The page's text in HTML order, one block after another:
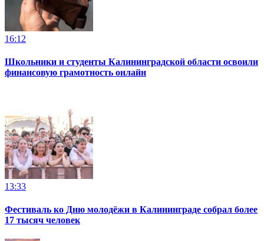
16:12
Школьники и студенты Калининградской области освоили
финансовую грамотность онлайн
13:33
Фестиваль ко Дню молодёжи в Калининграде собрал более
17 тысяч человек